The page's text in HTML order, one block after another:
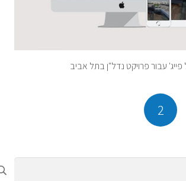
פייג' עבור פרויקט נדל"ן בתל אביב
2